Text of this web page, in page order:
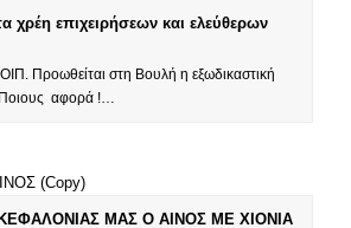
χρέη επιχειρήσεων και ελεύθερων
Προωθείται στη Βουλή η εξωδικαστική
αφορά !…
ΜΑΣ Ο ΑΙΝΟΣ ΜΕ ΧΙΟΝΙΑ